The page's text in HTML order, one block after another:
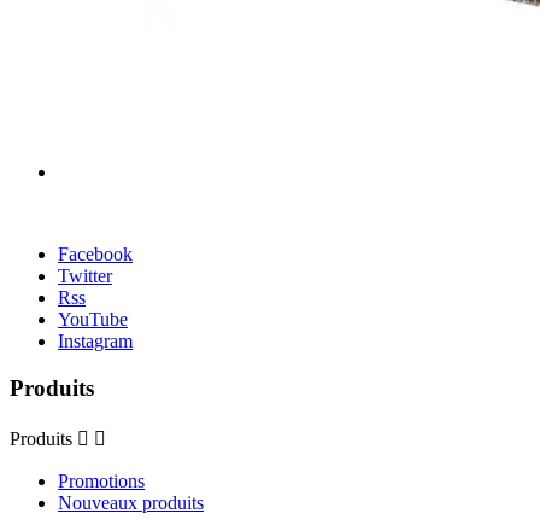
Facebook
Twitter
Rss
YouTube
Instagram
Produits
Produits  
Promotions
Nouveaux produits